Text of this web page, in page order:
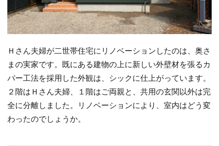
Ｈさん夫婦が二世帯住宅にリノベーションしたのは、奥さ
まの実家です。既にある建物の上に新しい外壁材を張るカ
バー工法を採用した外観は、シックに仕上がっています。
２階はＨさん夫婦、１階はご両親と、共用の玄関以外は完
全に分離しました。リノベーションにより、室内はどう変
わったのでしょうか。